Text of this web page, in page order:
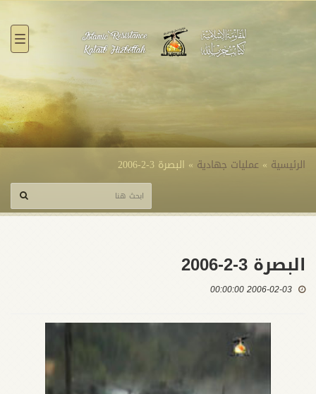
الرئيسية » عمليات جهادية » البصرة 3-2-2006
البصرة 3-2-2006
2006-02-03 00:00:00